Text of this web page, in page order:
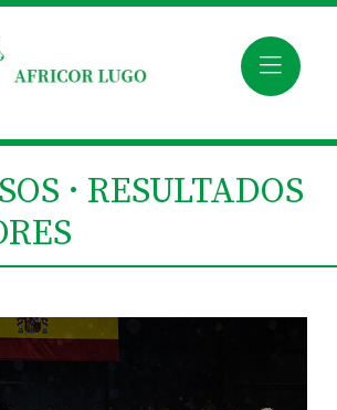
· RESULTADOS